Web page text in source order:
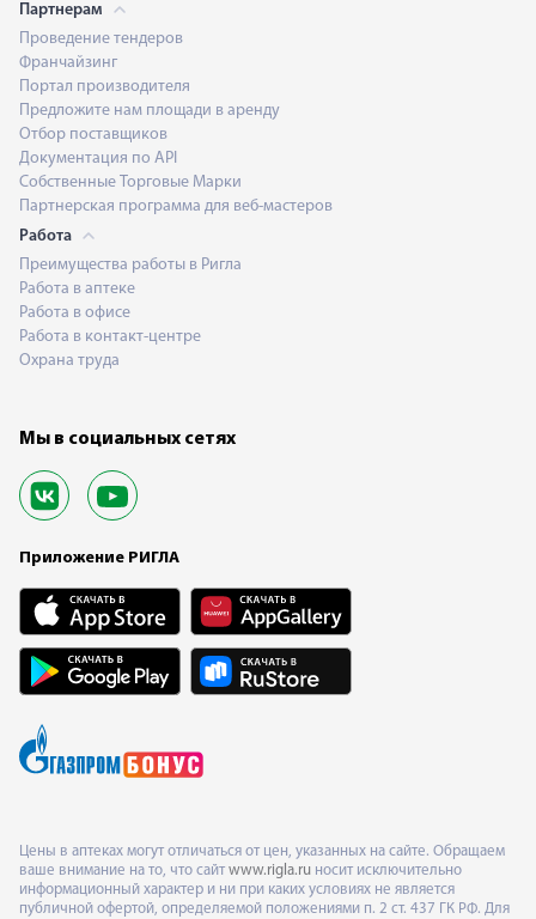
Партнерам
Проведение тендеров
Франчайзинг
Портал производителя
Предложите нам площади в аренду
Отбор поставщиков
Документация по API
Собственные Торговые Марки
Партнерская программа для веб-мастеров
Работа
Преимущества работы в Ригла
Работа в аптеке
Работа в офисе
Работа в контакт-центре
Охрана труда
Мы в социальных сетях
Приложение РИГЛА
Цены в аптеках могут отличаться от цен, указанных на сайте. Обращаем
ваше внимание на то, что сайт www.rigla.ru носит исключительно
информационный характер и ни при каких условиях не является
публичной офертой, определяемой положениями п. 2 ст. 437 ГК РФ. Для